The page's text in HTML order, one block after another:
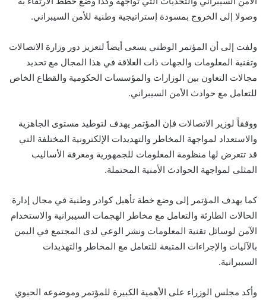
وصولا إلى الخروج بمسودة إستراتيجية وطنية للأمن السيبراني.
ولفت إلى أن المؤتمر الوطني يسعى أيضاً لتعزيز دور وزارة الاتصالات
وتقنية المعلومات والجهات ذات العلاقة في هذا المجال مع تحديد
مجالات التعاون بين الوزارات والمؤسسات الحكومية والقطاع الخاص
للتعامل مع حوادث الأمن السيبراني.
ووفقاً لوزير الاتصالات فإن المؤتمر يهدف لتوطيد مستوى الجاهزية
والاستعداد لمواجهة المخاطر والتهديدات الإلكترونية المختلفة التي
قد تتعرض لها منظومة المعلومات للجمهورية ومعرفة الأساليب
المثلى لمواجهة الحوادث الأمنية المحتملة.
كما يهدف المؤتمر إلى وضع خطة تأهيل كوادر وطنية في مجال إدارة
الحالات الطارئة والتعامل مع مخاطر الهجمات السيبرانية والاستخدام
الآمن لوسائل تقنية المعلومات ونشر الوعي لدى المجتمع في اليمن
بالآليات والإجراءات المتبعة للتعامل مع المخاطر والتهديدات
السيبرانية.
وأكد مجلس الوزراء على الأهمية الكبيرة للمؤتمر وموضوعه الحيوي